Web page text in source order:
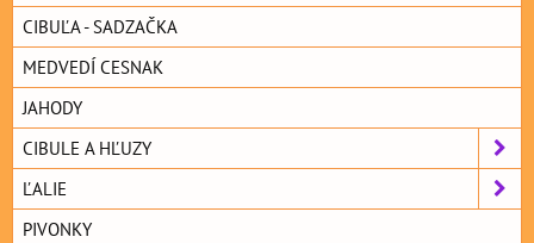
CIBUĽA - SADZAČKA
MEDVEDÍ CESNAK
JAHODY
CIBULE A HĽUZY
ĽALIE
PIVONKY